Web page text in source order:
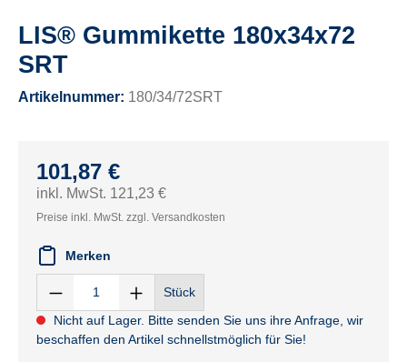
LIS® Gummikette 180x34x72
SRT
Artikelnummer: 180/34/72SRT
101,87 €
inkl. MwSt. 121,23 €
Preise inkl. MwSt. zzgl. Versandkosten
Merken
Stück
Nicht auf Lager. Bitte senden Sie uns ihre Anfrage, wir
beschaffen den Artikel schnellstmöglich für Sie!